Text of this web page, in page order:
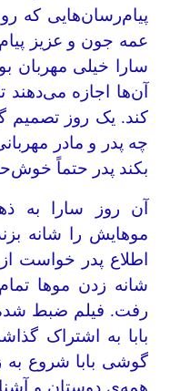
پیام‌رسان‌هایی که
عمه جون و عزیز
سارا خیلی مهربان
آن‌ها اجازه می‌دهند
کند. یک روز تصمیم
چه پدر و مادر
بکند پدر حتماً
آن روز سارا به
موهایش را شانه
اطلاع پدر خواست
شانه زدن موها
رفت. فیلم ضبط شده
بابا به اشتراک
گوشی بابا شروع به
همه‌ی دوستان و